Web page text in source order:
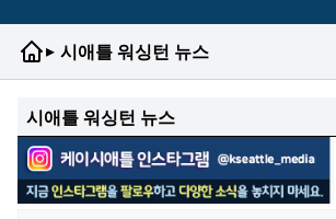
▸ 시애틀 워싱턴 뉴스
시애틀 워싱턴 뉴스